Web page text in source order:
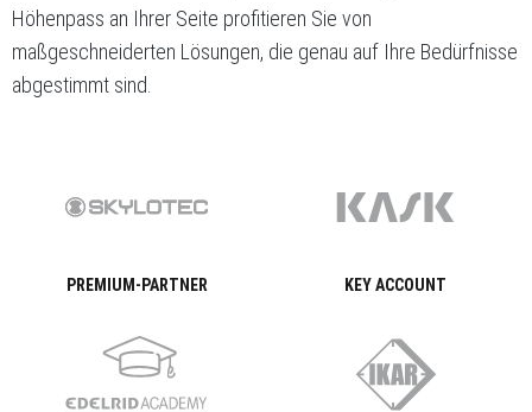
Höhenpass an Ihrer Seite profitieren Sie von
maßgeschneiderten Lösungen, die genau auf Ihre Bedürfnisse
abgestimmt sind.
PREMIUM-PARTNER KEY ACCOUNT